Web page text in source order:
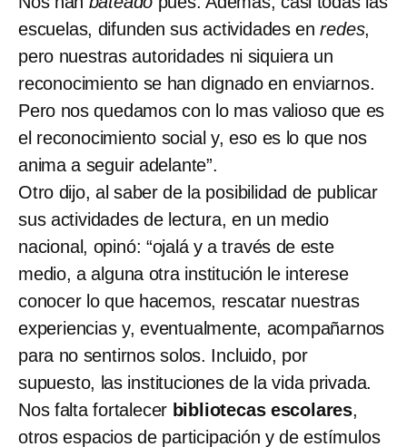
escuelas, difunden sus actividades enredes,
pero nuestras autoridades ni siquiera un
reconocimiento se han dignado en enviarnos.
Pero nos quedamos con lo mas valioso que es
el reconocimiento social y, eso es lo que nos
anima a seguir adelante”.
Otro dijo, al saber de la posibilidad de publicar
sus actividades de lectura, en un medio
nacional, opinó: “ojalá y a través de este
medio, a alguna otra institución le interese
conocer lo que hacemos, rescatar nuestras
experiencias y, eventualmente, acompañarnos
para no sentirnos solos. Incluido, por
supuesto, las instituciones de la vida privada.
Nos falta fortalecer bibliotecas escolares,
otros espacios de participación y de estímulos